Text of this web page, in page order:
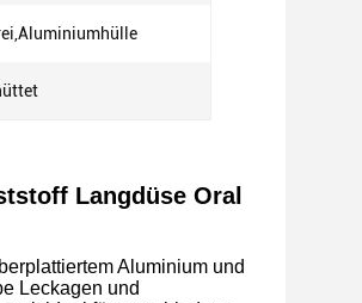
Langdüse Oral
Aluminium und
Leckagen und